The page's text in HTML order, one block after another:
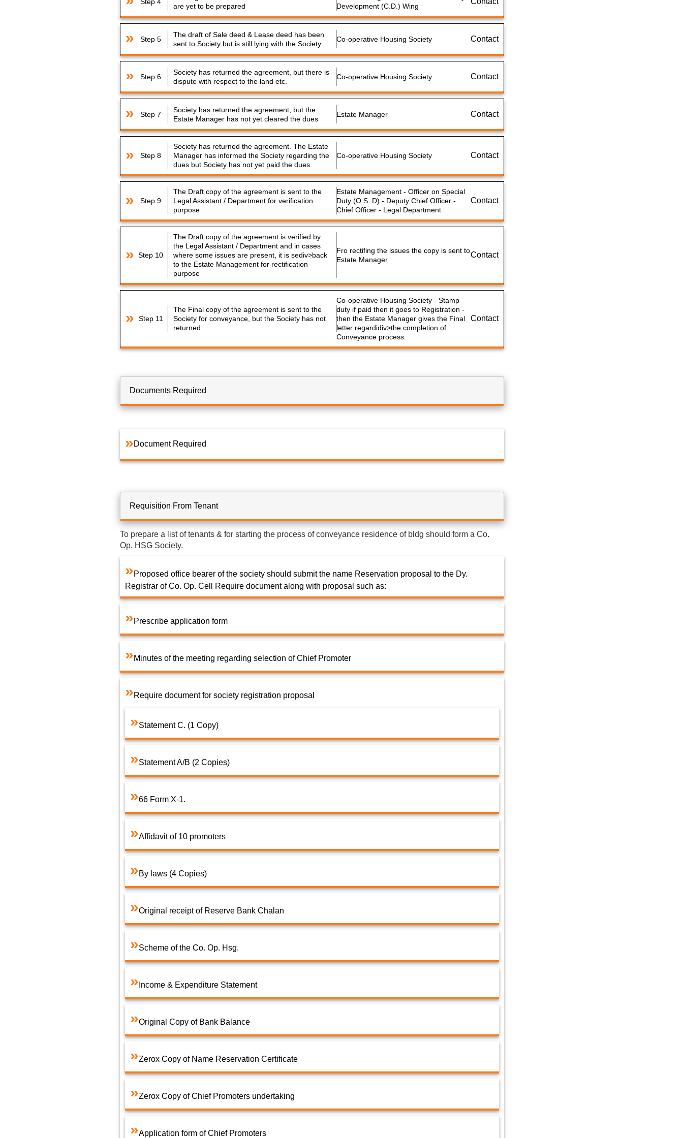
are yet to be prepared
Development (C.D.) Wing
Step 5
The draft of Sale deed & Lease deed has been
sent to Society but is still lying with the Society
Co-operative Housing Society Contact
Step 6
Society has returned the agreement, but there is
dispute with respect to the land etc.
Co-operative Housing Society Contact
Step 7
Society has returned the agreement, but the
Estate Manager has not yet cleared the dues
Estate Manager Contact
Step 8
Society has returned the agreement. The Estate
Manager has informed the Society regarding the
dues but Society has not yet paid the dues.
Co-operative Housing Society Contact
Step 9
The Draft copy of the agreement is sent to the
Legal Assistant / Department for verification
purpose
Estate Management - Officer on Special
Duty (O.S. D) - Deputy Chief Officer -
Chief Officer - Legal Department
Contact
Step 10
The Draft copy of the agreement is verified by
the Legal Assistant / Department and in cases
where some issues are present, it is sediv>back
to the Estate Management for rectification
purpose
Fro rectifing the issues the copy is sent to
Estate Manager
Contact
Step 11
The Final copy of the agreement is sent to the
Society for conveyance, but the Society has not
returned
Co-operative Housing Society - Stamp
duty if paid then it goes to Registration -
then the Estate Manager gives the Final
letter regardidiv>the completion of
Conveyance process.
Contact
Documents Required
Document Required
Requisition From Tenant
To prepare a list of tenants & for starting the process of conveyance residence of bldg should form a Co.
Op. HSG Society.
Proposed office bearer of the society should submit the name Reservation proposal to the Dy.
Registrar of Co. Op. Cell Require document along with proposal such as:
Prescribe application form
Minutes of the meeting regarding selection of Chief Promoter
Require document for society registration proposal
Statement C. (1 Copy)
Statement A/B (2 Copies)
66 Form X-1.
Affidavit of 10 promoters
By laws (4 Copies)
Original receipt of Reserve Bank Chalan
Scheme of the Co. Op. Hsg.
Income & Expenditure Statement
Original Copy of Bank Balance
Zerox Copy of Name Reservation Certificate
Zerox Copy of Chief Promoters undertaking
Application form of Chief Promoters